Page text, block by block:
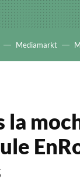
Mediamarkt
la